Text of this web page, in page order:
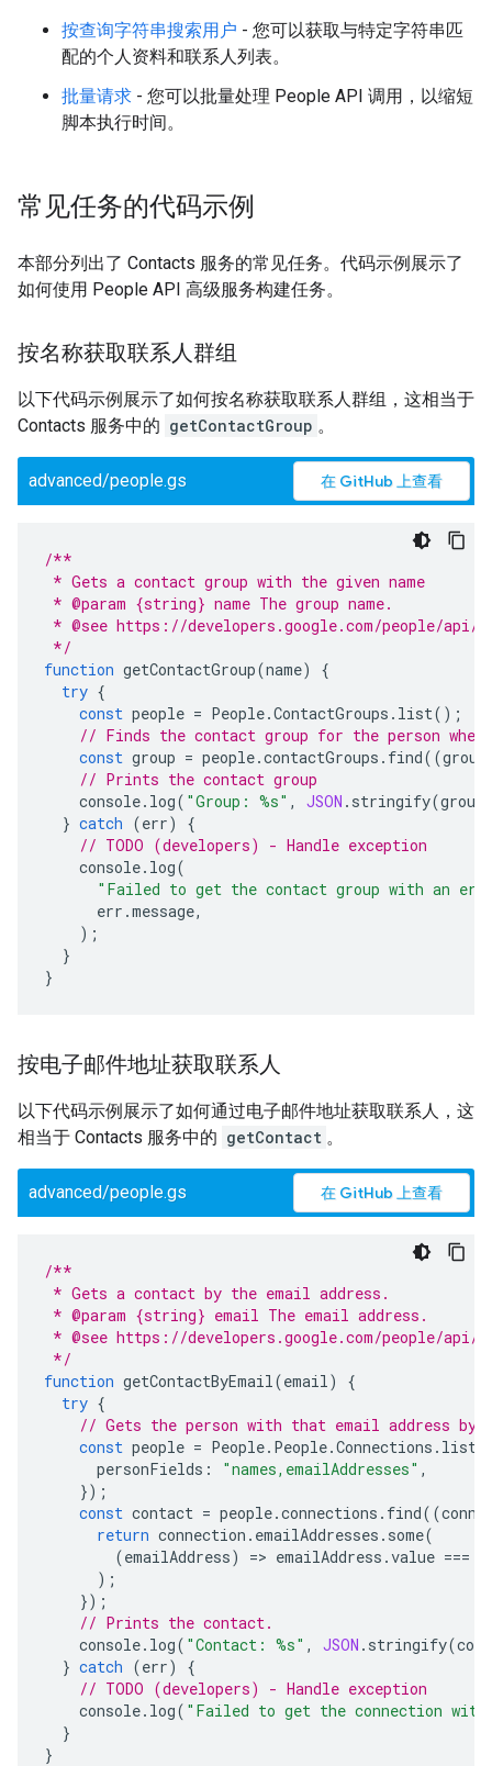
按查询字符串搜索用户 - 您可以获取与特定字符串匹
配的个人资料和联系人列表。
批量请求 - 您可以批量处理 People API 调用，以缩短
脚本执行时间。
常见任务的代码示例
本部分列出了 Contacts 服务的常见任务。代码示例展示了
如何使用 People API 高级服务构建任务。
按名称获取联系人群组
以下代码示例展示了如何按名称获取联系人群组，这相当于
Contacts 服务中的 getContactGroup 。
advanced/people.gs 在 GitHub 上查看
/**
* Gets a contact group with the given name
* @param {string} name The group name.
* @see https://developers.google.com/people/
*/
function getContactGroup(name)
{
try {
const people = People.ContactGroups . list();
// Finds the contact group for the person where
const group = people.contactGroups . find((group
// Prints the contact group
console. log( "Group: %s" , JSON . stringify(group
} catch (err)
{
// TODO (developers) - Handle exception
console. log(
"Failed to get the contact group with an
err .message,
);
}
}
按电子邮件地址获取联系人
以下代码示例展示了如何通过电子邮件地址获取联系人，这
相当于 Contacts 服务中的 getContact 。
advanced/people.gs 在 GitHub 上查看
/**
* Gets a contact by the email address.
* @param {string} email The email address.
* @see https://developers.google.com/people/
*/
function getContactByEmail(email)
{
try {
// Gets the person with that email address
const people = People. People.Connections . list
personFields : "names,emailAddresses" ,
});
const contact = people.connections . find((
return connection . emailAddresses . some(
(emailAddress) => emailAddress .value ===
);
});
// Prints the contact.
console. log( "Contact: %s" , JSON . stringify(
} catch (err)
{
// TODO (developers) - Handle exception
console. log( "Failed to get the connection
}
}